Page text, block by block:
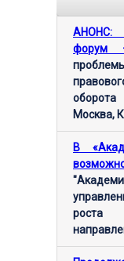
АНОНС:
форум
Москва,
В
роста